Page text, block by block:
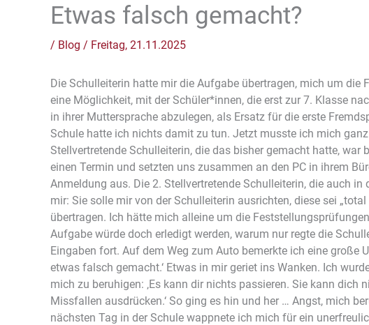
Etwas falsch gemacht?
/ Blog / Freitag, 21.11.2025
Die Schulleiterin hatte mir die Aufgabe übertragen, mich um
eine Möglichkeit, mit der Schüler*innen, die erst zur 7. Klasse
in ihrer Muttersprache abzulegen, als Ersatz für die erste
Schule hatte ich nichts damit zu tun. Jetzt musste ich mich
Stellvertretende Schulleiterin, die das bisher gemacht hatte, war
einen Termin und setzten uns zusammen an den PC in ihrem
Anmeldung aus. Die 2. Stellvertretende Schulleiterin, die auch
mir: Sie solle mir von der Schulleiterin ausrichten, diese sei
übertragen. Ich hätte mich alleine um die
Aufgabe würde doch erledigt werden, warum nur regte die
Eingaben fort. Auf dem Weg zum Auto bemerkte ich eine große
etwas falsch gemacht.‘ Etwas in mir geriet ins Wanken. Ich
mich zu beruhigen: ‚Es kann dir nichts passieren. Sie kann dich
Missfallen ausdrücken.‘ So ging es hin und her … Angst, mich
nächsten Tag in der Schule wappnete ich mich für ein